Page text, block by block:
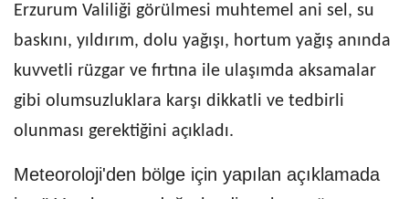
Erzurum Valiliği görülmesi muhtemel ani sel, su
baskını, yıldırım, dolu yağışı, hortum yağış anında
kuvvetli rüzgar ve fırtına ile ulaşımda aksamalar
gibi olumsuzluklara karşı dikkatli ve tedbirli
olunması gerektiğini açıkladı.
Meteoroloji'den bölge için yapılan açıklamada